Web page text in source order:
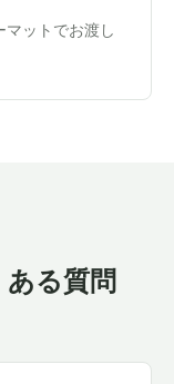
マットでお渡し
る質問